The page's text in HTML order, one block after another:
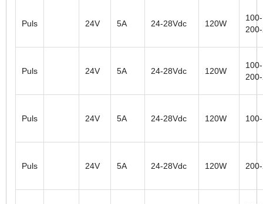
Puls 24V 5A 24-28Vdc 120W
Puls 24V 5A 24-28Vdc 120W
Puls 24V 5A 24-28Vdc 120W
Puls 24V 5A 24-28Vdc 120W